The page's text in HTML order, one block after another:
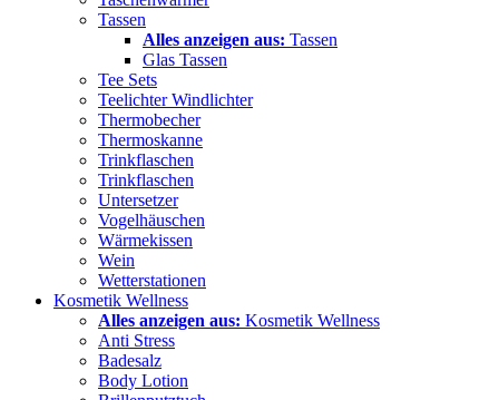
Tassen
Alles anzeigen aus: Tassen
Glas Tassen
Tee Sets
Teelichter Windlichter
Thermobecher
Thermoskanne
Trinkflaschen
Trinkflaschen
Untersetzer
Vogelhäuschen
Wärmekissen
Wein
Wetterstationen
Kosmetik Wellness
Alles anzeigen aus: Kosmetik Wellness
Anti Stress
Badesalz
Body Lotion